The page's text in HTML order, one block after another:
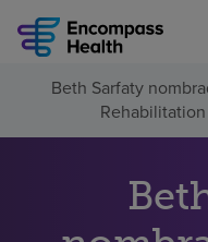
Encuentre
Por qué debe elegirnos
Beth Sarfaty